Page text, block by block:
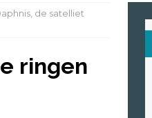
de satelliet
ringen